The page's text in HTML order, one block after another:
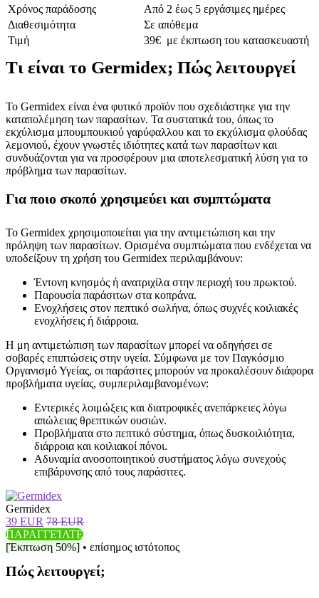
Χρόνος παράδοσης
Από 2 έως 5 εργάσιμες ημέρες
Διαθεσιμότητα
Σε απόθεμα
Τιμή
39€ με έκπτωση του κατασκευαστή
Τι είναι το Germidex; Πώς λειτουργεί
Το Germidex είναι ένα φυτικό προϊόν που σχεδιάστηκε για την
καταπολέμηση των παρασίτων. Τα συστατικά του, όπως το
εκχύλισμα μπουμπουκιού γαρύφαλλου και το εκχύλισμα φλούδας
λεμονιού, έχουν γνωστές ιδιότητες κατά των παρασίτων και
συνδυάζονται για να προσφέρουν μια αποτελεσματική λύση για το
πρόβλημα των παρασίτων.
Για ποιο σκοπό χρησιμεύει και συμπτώματα
Το Germidex χρησιμοποιείται για την αντιμετώπιση και την
πρόληψη των παρασίτων. Ορισμένα συμπτώματα που ενδέχεται να
υποδείξουν τη χρήση του Germidex περιλαμβάνουν:
Έντονη κνησμός ή ανατριχίλα στην περιοχή του πρωκτού.
Παρουσία παράσιτων στα κοπράνα.
Ενοχλήσεις στον πεπτικό σωλήνα, όπως συχνές κοιλιακές
ενοχλήσεις ή διάρροια.
Η μη αντιμετώπιση των παρασίτων μπορεί να οδηγήσει σε
σοβαρές επιπτώσεις στην υγεία. Σύμφωνα με τον Παγκόσμιο
Οργανισμό Υγείας, οι παράσιτες μπορούν να προκαλέσουν διάφορα
προβλήματα υγείας, συμπεριλαμβανομένων:
Εντερικές λοιμώξεις και διατροφικές ανεπάρκειες λόγω
απώλειας θρεπτικών ουσιών.
Προβλήματα στο πεπτικό σύστημα, όπως δυσκοιλιότητα,
διάρροια και κοιλιακοί πόνοι.
Αδυναμία ανοσοποιητικού συστήματος λόγω συνεχούς
επιβάρυνσης από τους παράσιτες.
Germidex
39 EUR 78 EUR
ΠΑΡΑΓΓΕΊΛΤΕ
[Έκπτωση 50%] • επίσημος ιστότοπος
Πώς λειτουργεί;